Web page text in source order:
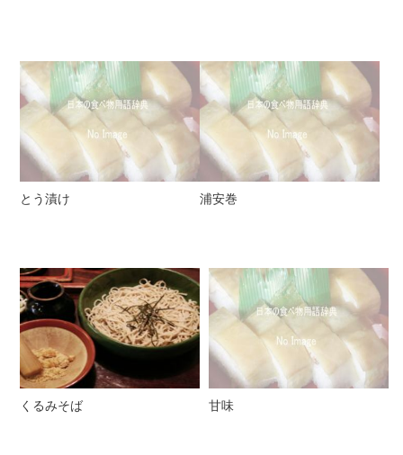
とう漬け 浦安巻
くるみそば 甘味